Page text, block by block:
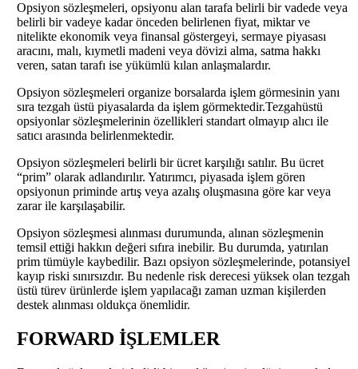
Opsiyon sözleşmeleri, opsiyonu alan tarafa belirli bir vadede veya
belirli bir vadeye kadar önceden belirlenen fiyat, miktar ve
nitelikte ekonomik veya finansal göstergeyi, sermaye piyasası
aracını, malı, kıymetli madeni veya dövizi alma, satma hakkı
veren, satan tarafı ise yükümlü kılan anlaşmalardır.
Opsiyon sözleşmeleri organize borsalarda işlem görmesinin yanı
sıra tezgah üstü piyasalarda da işlem görmektedir.Tezgahüstü
opsiyonlar sözleşmelerinin özellikleri standart olmayıp alıcı ile
satıcı arasında belirlenmektedir.
Opsiyon sözleşmeleri belirli bir ücret karşılığı satılır. Bu ücret
“prim” olarak adlandırılır. Yatırımcı, piyasada işlem gören
opsiyonun priminde artış veya azalış oluşmasına göre kar veya
zarar ile karşılaşabilir.
Opsiyon sözleşmesi alınması durumunda, alınan sözleşmenin
temsil ettiği hakkın değeri sıfıra inebilir. Bu durumda, yatırılan
prim tümüyle kaybedilir. Bazı opsiyon sözleşmelerinde, potansiyel
kayıp riski sınırsızdır. Bu nedenle risk derecesi yüksek olan tezgah
üstü türev ürünlerde işlem yapılacağı zaman uzman kişilerden
destek alınması oldukça önemlidir.
FORWARD İŞLEMLER